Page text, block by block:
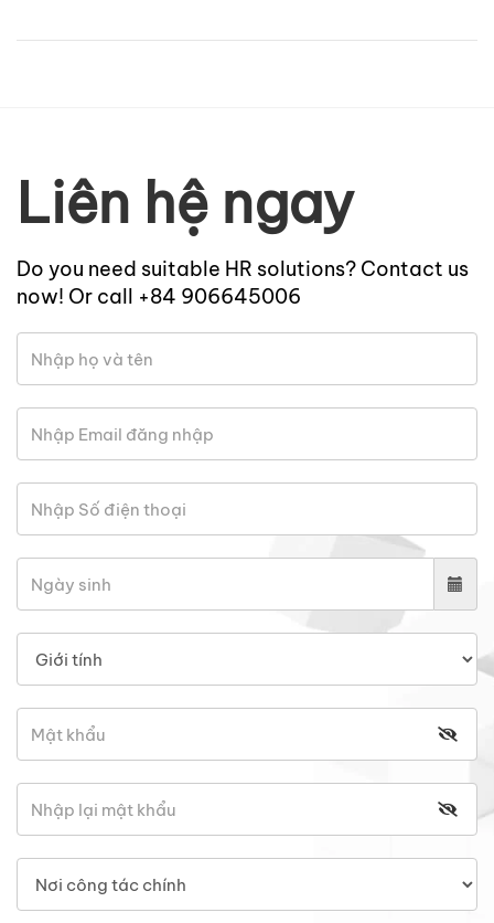
Liên hệ ngay
Do you need suitable HR solutions? Contact us
now! Or call +84 906645006